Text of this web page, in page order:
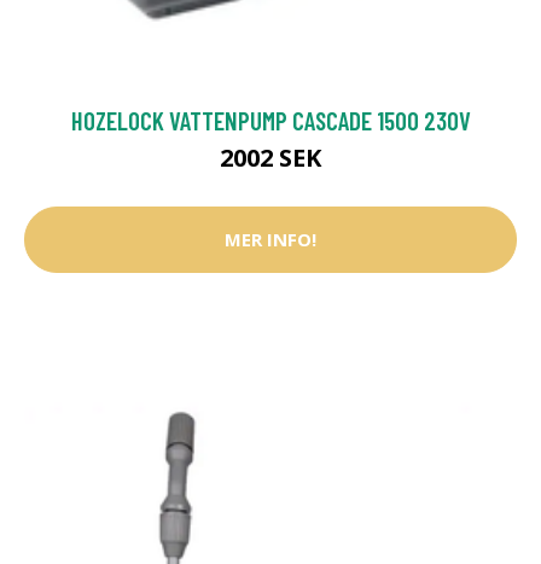
HOZELOCK VATTENPUMP CASCADE 1500 230V
2002 SEK
MER INFO!